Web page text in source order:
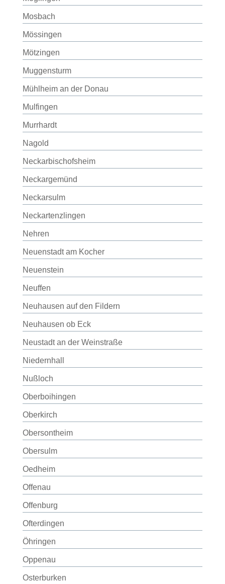
Mosbach
Mössingen
Mötzingen
Muggensturm
Mühlheim an der Donau
Mulfingen
Murrhardt
Nagold
Neckarbischofsheim
Neckargemünd
Neckarsulm
Neckartenzlingen
Nehren
Neuenstadt am Kocher
Neuenstein
Neuffen
Neuhausen auf den Fildern
Neuhausen ob Eck
Neustadt an der Weinstraße
Niedernhall
Nußloch
Oberboihingen
Oberkirch
Obersontheim
Obersulm
Oedheim
Offenau
Offenburg
Ofterdingen
Öhringen
Oppenau
Osterburken